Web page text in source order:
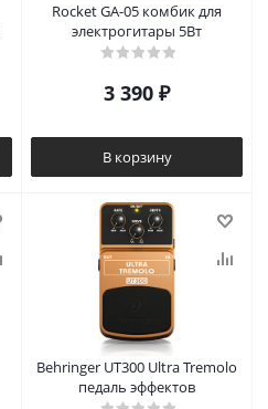
Rocket GA-05 комбик для
электрогитары 5Вт
3 390 ₽
В корзину
Behringer UT300 Ultra Tremolo
педаль эффектов